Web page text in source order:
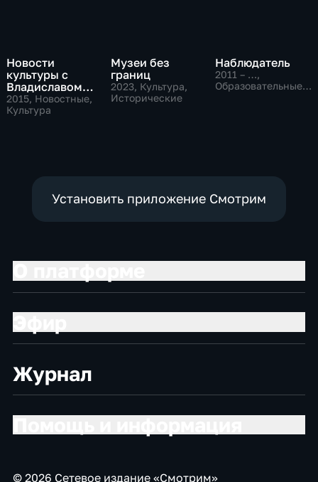
Новости
культуры с
Владиславом
Флярковским
2015, Новостные,
Культура
Музеи без
границ
2023, Культура,
Исторические
Наблюдатель
2011 – …,
Образовательные,
Установить приложение Смотрим
Журнал
© 2026 Сетевое издание «Смотрим»